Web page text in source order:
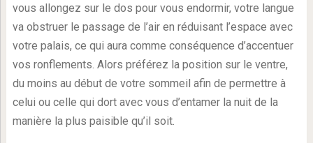
vous allongez sur le dos pour vous endormir, votre langue
va obstruer le passage de l’air en réduisant l’espace avec
votre palais, ce qui aura comme conséquence d’accentuer
vos ronflements. Alors préférez la position sur le ventre,
du moins au début de votre sommeil afin de permettre à
celui ou celle qui dort avec vous d’entamer la nuit de la
manière la plus paisible qu’il soit.